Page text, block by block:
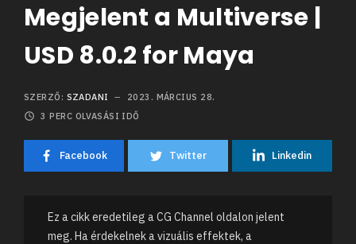
Megjelent a Multiverse |
USD 8.0.2 for Maya
SZERZŐ: SZADANI
2023. MÁRCIUS 28.
3 PERC OLVASÁSI IDŐ
Facebook Twitter Linkedin
Ez a cikk eredetileg a CG Channel oldalon jelent
meg. Ha érdekelnek a vizuális effektek, a